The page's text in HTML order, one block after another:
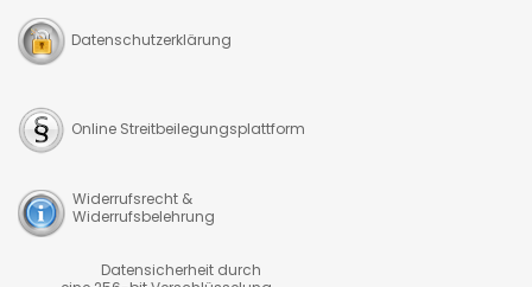
Datenschutzerklärung
Online Streitbeilegungsplattform
Widerrufsrecht &
Widerrufsbelehrung
Datensicherheit durch